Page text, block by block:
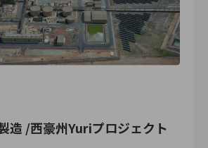
造 /西豪州Yuriプロジェクト